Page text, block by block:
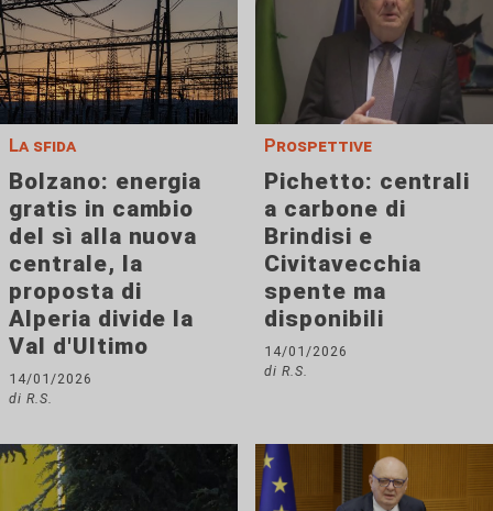
La sfida
Bolzano: energia
gratis in cambio
del sì alla nuova
centrale, la
proposta di
Alperia divide la
Val d'Ultimo
14/01/2026
di R.S.
Prospettive
Pichetto: centrali
a carbone di
Brindisi e
Civitavecchia
spente ma
disponibili
14/01/2026
di R.S.